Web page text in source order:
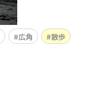
広角
散歩